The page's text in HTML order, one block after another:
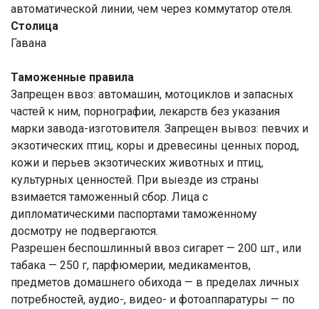
автоматической линии, чем через коммутатор отеля.
Столица
Гавана
Таможенные правила
Запрещен ввоз: автомашин, мотоциклов и запасных
частей к ним, порнографии, лекарств без указания
марки завода-изготовителя. Запрещен вывоз: певчих и
экзотических птиц, коры и древесины ценных пород,
кожи и перьев экзотических животных и птиц,
культурных ценностей. При выезде из страны
взимается таможенный сбор. Лица с
дипломатическими паспортами таможенному
досмотру не подвергаются.
Разрешен беспошлинный ввоз сигарет — 200 шт., или
табака — 250 г, парфюмерии, медикаментов,
предметов домашнего обихода — в пределах личных
потребностей, аудио-, видео- и фотоаппаратуры — по